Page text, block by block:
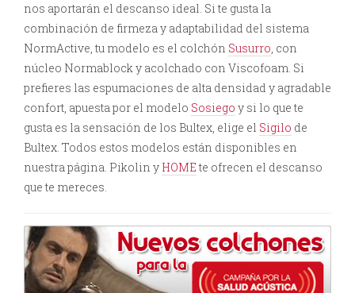
nos aportarán el descanso ideal. Si te gusta la
combinación de firmeza y adaptabilidad del sistema
NormActive, tu modelo es el colchón Susurro, con
núcleo Normablock y acolchado con Viscofoam. Si
prefieres las espumaciones de alta densidad y agradable
confort, apuesta por el modelo Sosiego y si lo que te
gusta es la sensación de los Bultex, elige el Sigilo de
Bultex. Todos estos modelos están disponibles en
nuestra página. Pikolin y HOMEte ofrecen el descanso
que te mereces.